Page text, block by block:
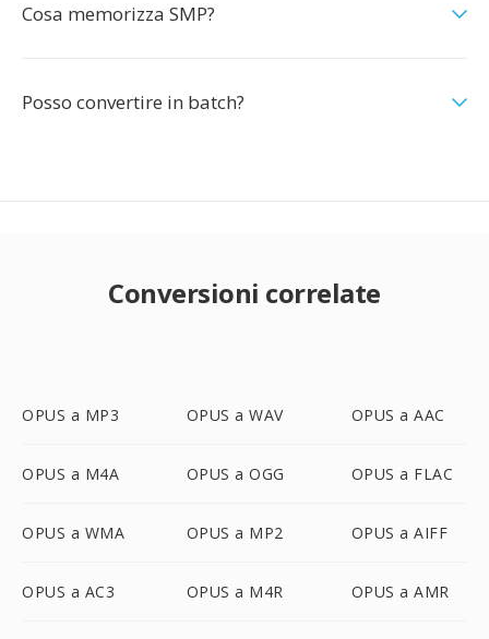
Cosa memorizza SMP?
Posso convertire in batch?
Conversioni correlate
OPUS a MP3 OPUS a WAV OPUS a AAC
OPUS a M4A OPUS a OGG OPUS a FLAC
OPUS a WMA OPUS a MP2 OPUS a AIFF
OPUS a AC3 OPUS a M4R OPUS a AMR